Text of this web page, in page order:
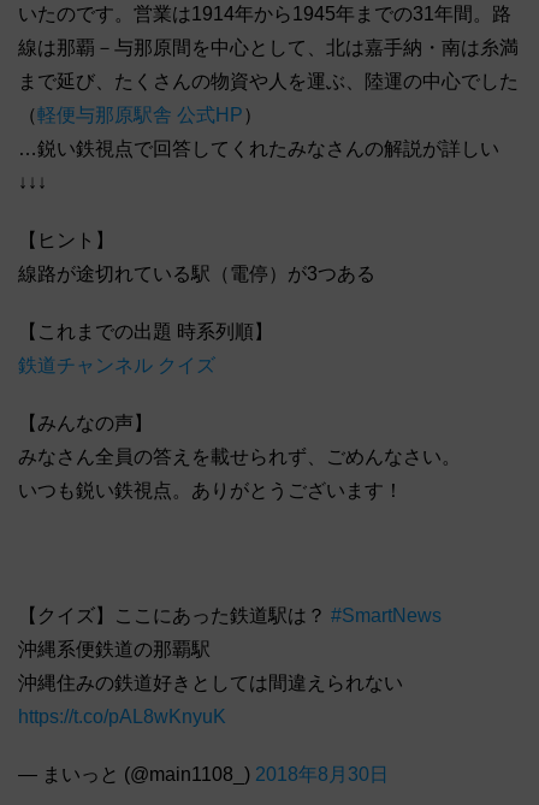
いたのです。営業は1914年から1945年までの31年間。路
線は那覇－与那原間を中心として、北は嘉手納・南は糸満
まで延び、たくさんの物資や人を運ぶ、陸運の中心でした
（軽便与那原駅舎 公式HP ）
…鋭い鉄視点で回答してくれたみなさんの解説が詳しい
↓↓↓
【ヒント】
線路が途切れている駅（電停）が3つある
【これまでの出題 時系列順】
鉄道チャンネル クイズ
【みんなの声】
みなさん全員の答えを載せられず、ごめんなさい。
いつも鋭い鉄視点。ありがとうございます！
【クイズ】ここにあった鉄道駅は？ #SmartNews
沖縄系便鉄道の那覇駅
沖縄住みの鉄道好きとしては間違えられない
https://t.co/pAL8wKnyuK
— まいっと (@main1108_) 2018年8月30日